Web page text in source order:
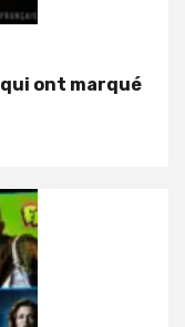
ont marqué